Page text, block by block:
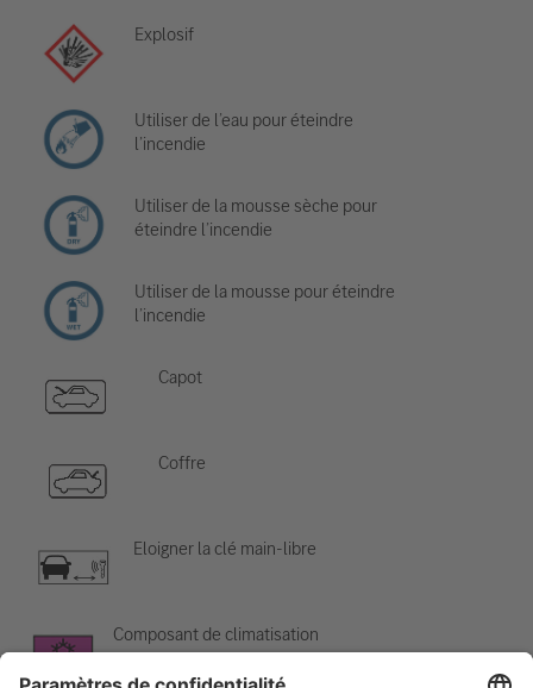
Explosif
Utiliser de l’eau pour éteindre
l’incendie
Utiliser de la mousse sèche pour
éteindre l’incendie
Utiliser de la mousse pour éteindre
l’incendie
Capot
Coffre
Eloigner la clé main-libre
Composant de climatisation